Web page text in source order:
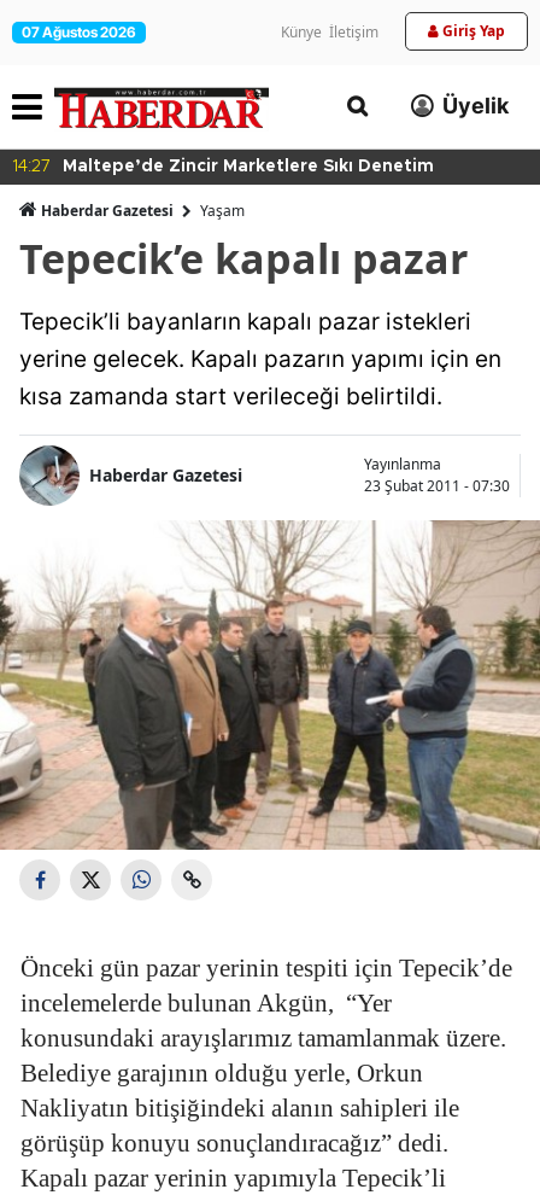
07 Ağustos 2026 Künye İletişim Giriş Yap
Üyelik
14:27 Maltepe’de Zincir Marketlere Sıkı Denetim
Haberdar Gazetesi Yaşam
Tepecik’e kapalı pazar
Tepecik’li bayanların kapalı pazar istekleri
yerine gelecek. Kapalı pazarın yapımı için en
kısa zamanda start verileceği belirtildi.
Haberdar Gazetesi
Yayınlanma
23 Şubat 2011 - 07:30
Önceki gün pazar yerinin tespiti için Tepecik’de
incelemelerde bulunan Akgün, “Yer
konusundaki arayışlarımız tamamlanmak üzere.
Belediye garajının olduğu yerle, Orkun
Nakliyatın bitişiğindeki alanın sahipleri ile
görüşüp konuyu sonuçlandıracağız” dedi.
Kapalı pazar yerinin yapımıyla Tepecik’li